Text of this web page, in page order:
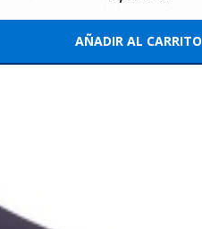
AÑADIR AL CARRITO